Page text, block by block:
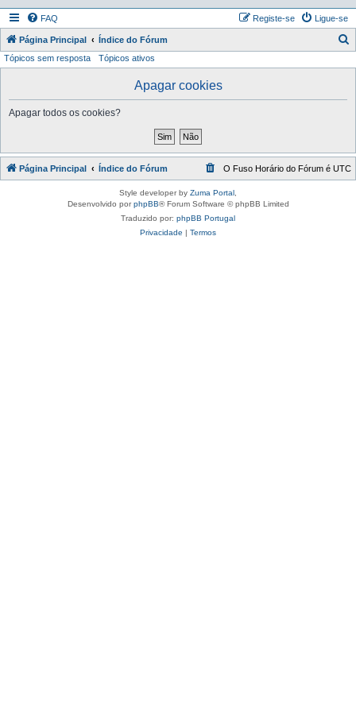
FAQ Ligue-se
Registe-se
Página Principal Índice do Fórum
s
a
Tópicos sem resposta Tópicos ativos
Apagar cookies
Apagar todos os cookies?
Página Principal Índice do Fórum O Fuso Horário do Fórum é UTC
Style developer by Zuma Portal
Desenvolvido porphpBB® Forum Software © phpBB Limited
Traduzido por: phpBB Portugal
Privacidade | Termos